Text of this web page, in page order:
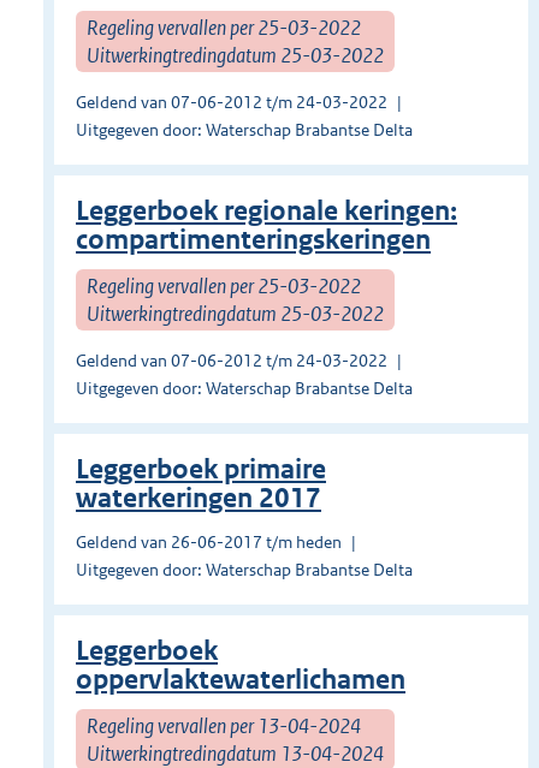
Regeling vervallen per 25-03-2022
Uitwerkingtredingdatum 25-03-2022
Geldend van 07-06-2012 t/m 24-03-2022
Uitgegeven door: Waterschap Brabantse Delta
Leggerboek regionale keringen:
compartimenteringskeringen
Regeling vervallen per 25-03-2022
Uitwerkingtredingdatum 25-03-2022
Geldend van 07-06-2012 t/m 24-03-2022
Uitgegeven door: Waterschap Brabantse Delta
Leggerboek primaire
waterkeringen 2017
Geldend van 26-06-2017 t/m heden
Uitgegeven door: Waterschap Brabantse Delta
Leggerboek
oppervlaktewaterlichamen
Regeling vervallen per 13-04-2024
Uitwerkingtredingdatum 13-04-2024